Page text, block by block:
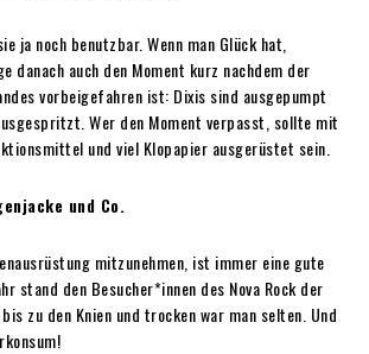
ja noch benutzbar. Wenn man Glück hat,
danach auch den Moment kurz nachdem der
vorbeigefahren ist: Dixis sind ausgepumpt
Wer den Moment verpasst, sollte mit
und viel Klopapier ausgerüstet sein.
und Co.
mitzunehmen, ist immer eine gute
stand den Besucher*innen des Nova Rock der
zu den Knien und trocken war man selten. Und